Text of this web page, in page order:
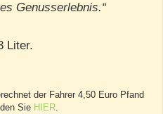
Genusserlebnis.“
Liter.
der Fahrer 4,50 Euro Pfand
Sie HIER.